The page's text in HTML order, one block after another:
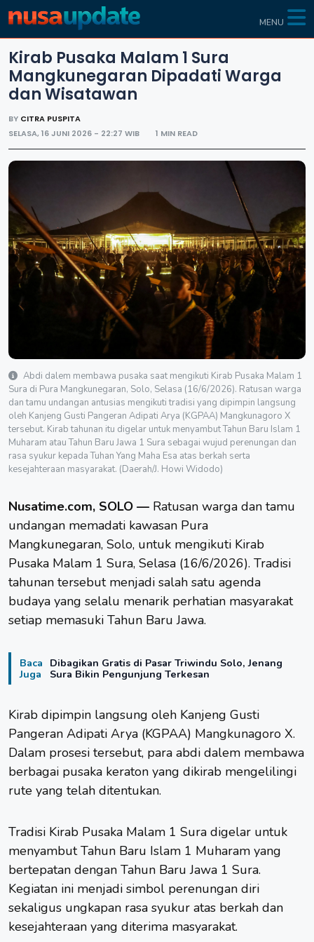
MENU
Kirab Pusaka Malam 1 Sura
Mangkunegaran Dipadati Warga
dan Wisatawan
BY CITRA PUSPITA
SELASA, 16 JUNI 2026 - 22:27 WIB
1 MIN READ
Abdi dalem membawa pusaka saat mengikuti Kirab Pusaka Malam 1
Sura di Pura Mangkunegaran, Solo, Selasa (16/6/2026). Ratusan warga
dan tamu undangan antusias mengikuti tradisi yang dipimpin langsung
oleh Kanjeng Gusti Pangeran Adipati Arya (KGPAA) Mangkunagoro X
tersebut. Kirab tahunan itu digelar untuk menyambut Tahun Baru Islam 1
Muharam atau Tahun Baru Jawa 1 Sura sebagai wujud perenungan dan
rasa syukur kepada Tuhan Yang Maha Esa atas berkah serta
kesejahteraan masyarakat. (Daerah/J. Howi Widodo)
Nusatime.com, SOLO — Ratusan warga dan tamu
undangan memadati kawasan Pura
Mangkunegaran, Solo, untuk mengikuti Kirab
Pusaka Malam 1 Sura, Selasa (16/6/2026). Tradisi
tahunan tersebut menjadi salah satu agenda
budaya yang selalu menarik perhatian masyarakat
setiap memasuki Tahun Baru Jawa.
Baca
Juga
Dibagikan Gratis di Pasar Triwindu Solo, Jenang
Sura Bikin Pengunjung Terkesan
Kirab dipimpin langsung oleh Kanjeng Gusti
Pangeran Adipati Arya (KGPAA) Mangkunagoro X.
Dalam prosesi tersebut, para abdi dalem membawa
berbagai pusaka keraton yang dikirab mengelilingi
rute yang telah ditentukan.
Tradisi Kirab Pusaka Malam 1 Sura digelar untuk
menyambut Tahun Baru Islam 1 Muharam yang
bertepatan dengan Tahun Baru Jawa 1 Sura.
Kegiatan ini menjadi simbol perenungan diri
sekaligus ungkapan rasa syukur atas berkah dan
kesejahteraan yang diterima masyarakat.